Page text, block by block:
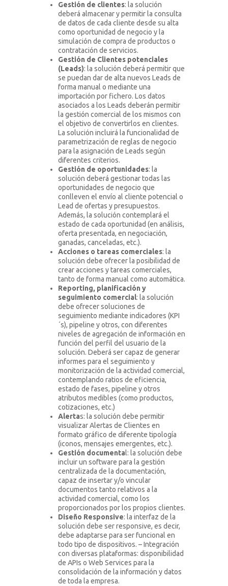
Gestión de clientes: la solución
deberá almacenar y permitir la consulta
de datos de cada cliente desde su alta
como oportunidad de negocio y la
simulación de compra de productos o
contratación de servicios.
Gestión de Clientes potenciales
(Leads): la solución deberá permitir que
se puedan dar de alta nuevos Leads de
forma manual o mediante una
importación por fichero. Los datos
asociados a los Leads deberán permitir
la gestión comercial de los mismos con
el objetivo de convertirlos en clientes.
La solución incluirá la funcionalidad de
parametrización de reglas de negocio
para la asignación de Leads según
diferentes criterios.
Gestión de oportunidades: la
solución deberá gestionar todas las
oportunidades de negocio que
conlleven el envío al cliente potencial o
Lead de ofertas y presupuestos.
Además, la solución contemplará el
estado de cada oportunidad (en análisis,
oferta presentada, en negociación,
ganadas, canceladas, etc.).
Acciones o tareas comerciales: la
solución debe ofrecer la posibilidad de
crear acciones y tareas comerciales,
tanto de forma manual como automática.
Reporting, planificación y
seguimiento comercial: la solución
debe ofrecer soluciones de
seguimiento mediante indicadores (KPI
´s), pipeline y otros, con diferentes
niveles de agregación de información en
función del perfil del usuario de la
solución. Deberá ser capaz de generar
informes para el seguimiento y
monitorización de la actividad comercial,
contemplando ratios de eficiencia,
estado de fases, pipeline y otros
atributos medibles (como productos,
cotizaciones, etc.)
Alertas: la solución debe permitir
visualizar Alertas de Clientes en
formato gráfico de diferente tipología
(iconos, mensajes emergentes, etc.).
Gestión documental: la solución debe
incluir un software para la gestión
centralizada de la documentación,
capaz de insertar y/o vincular
documentos tanto relativos a la
actividad comercial, como los
proporcionados por los propios clientes.
Diseño Responsive: la interfaz de la
solución debe ser responsive, es decir,
debe adaptarse para ser funcional en
todo tipo de dispositivos. – Integración
con diversas plataformas: disponibilidad
de APIs o Web Services para la
consolidación de la información y datos
de toda la empresa.